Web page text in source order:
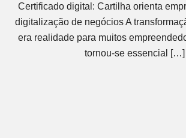
Certificado digital: Cartilha orienta
digitalização de negócios A
era realidade para muitos
tornou-se essencial […]